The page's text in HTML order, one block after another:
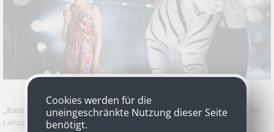
„Kasimir und Karoline“von Ödön von Horváth, Inszenierung Susanne
Lietzow, Landestheater Linz
Cookies werden für die
uneingeschränkte Nutzung dieser Seite
benötigt.